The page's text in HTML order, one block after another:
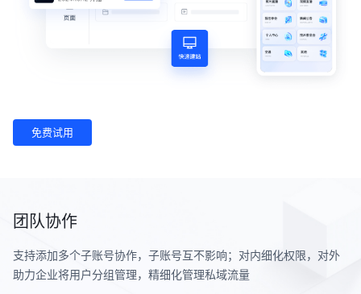
免费试用
团队协作
支持添加多个子账号协作，子账号互不影响；对内细化权限，对外
助力企业将用户分组管理，精细化管理私域流量